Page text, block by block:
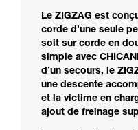
Le ZIGZAG est
corde d’une seule
soit sur corde en
simple avec
d’un secours, le
une descente
et la victime en
ajout de freinage